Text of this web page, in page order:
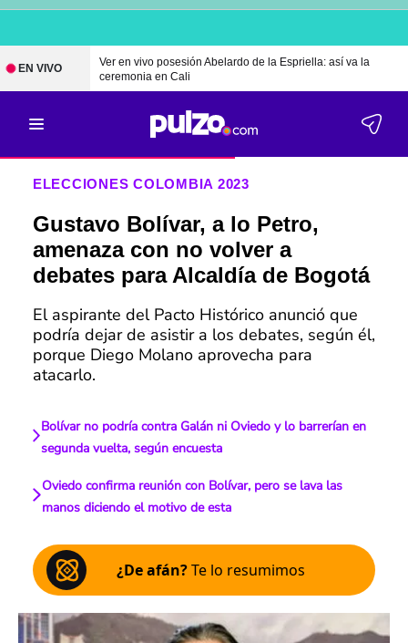
EN VIVO
Ver en vivo posesión Abelardo de la Espriella: así va la
ceremonia en Cali
ELECCIONES COLOMBIA 2023
Gustavo Bolívar, a lo Petro,
amenaza con no volver a
debates para Alcaldía de Bogotá
El aspirante del Pacto Histórico anunció que
podría dejar de asistir a los debates, según él,
porque Diego Molano aprovecha para
atacarlo.
Bolívar no podría contra Galán ni Oviedo y lo barrerían en
segunda vuelta, según encuesta
Oviedo confirma reunión con Bolívar, pero se lava las
manos diciendo el motivo de esta
¿De afán?Te lo resumimos